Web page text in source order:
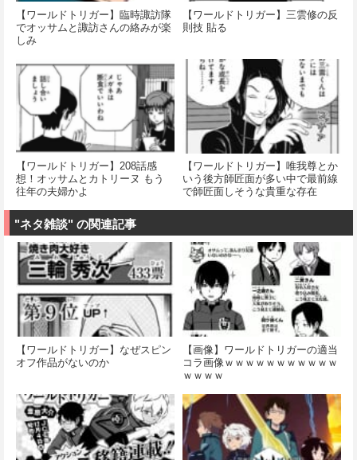
【ワールドトリガー】臨時諏訪隊
でオッサムと諏訪さんの絡みが楽
しみ
【ワールドトリガー】三雲修の反
則技 貼る
【ワールドトリガー】208話感
想！オッサムとカトリーヌ もう
往年の夫婦かよ
【ワールドトリガー】唯我尊とか
いう後方師匠面が多い中で最前線
で師匠面しそうな貴重な存在
"ネタ雑談" の関連記事
【ワールドトリガー】なぜスピン
オフ作品がないのか
【画像】ワールドトリガーの適当
コラ画像ｗｗｗｗｗｗｗｗｗｗｗ
ｗｗｗｗ